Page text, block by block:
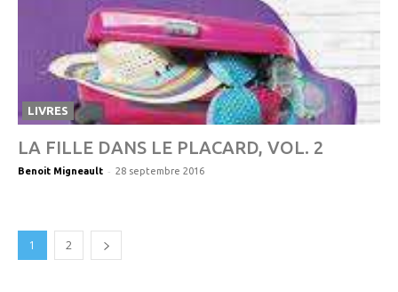
LIVRES
LA FILLE DANS LE PLACARD, VOL. 2
Benoit Migneault - 28 septembre 2016
1 2